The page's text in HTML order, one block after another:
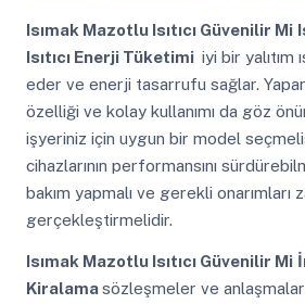
Isımak Mazotlu Isıtıcı Güvenilir Mi
Isıtıcı Enerji Tüketimi iyi bir yalıtım
eder ve enerji tasarrufu sağlar.
özelliği ve kolay kullanımı da göz
işyeriniz için uygun bir model
cihazlarının performansını
bakım yapmalı ve gerekli onarımları
gerçekleştirmelidir.
Isımak Mazotlu Isıtıcı Güvenilir Mi
Kiralamasözleşmeler ve